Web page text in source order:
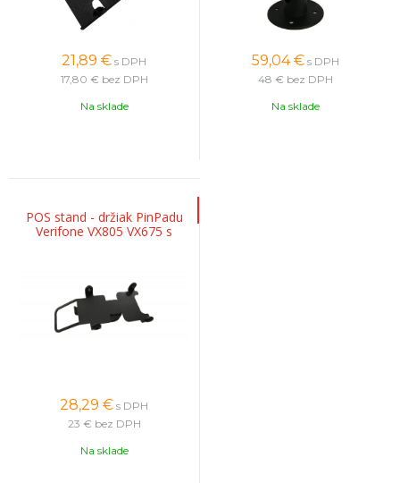
21,89 € s DPH
17,80 € bez DPH
Na sklade
59,04 € s DPH
48 € bez DPH
Na sklade
POS stand - držiak PinPadu
Verifone VX805 VX675 s
28,29 € s DPH
23 € bez DPH
Na sklade